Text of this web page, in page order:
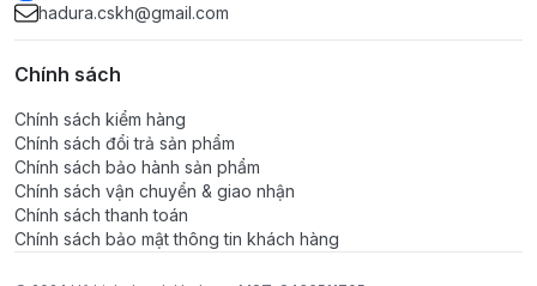
hadura.cskh@gmail.com
Chính sách
Chính sách kiểm hàng
Chính sách đổi trả sản phẩm
Chính sách bảo hành sản phẩm
Chính sách vận chuyển & giao nhận
Chính sách thanh toán
Chính sách bảo mật thông tin khách hàng